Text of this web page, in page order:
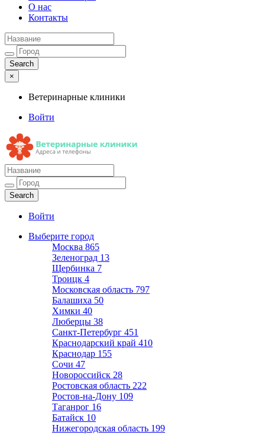
О нас
Контакты
×
Ветеринарные клиники
Войти
Ветеринарные клиники
Адреса и телефоны
Войти
Выберите город
Москва 865
Зеленоград 13
Щербинка 7
Троицк 4
Московская область 797
Балашиха 50
Химки 40
Люберцы 38
Санкт-Петербург 451
Краснодарский край 410
Краснодар 155
Сочи 47
Новороссийск 28
Ростовская область 222
Ростов-на-Дону 109
Таганрог 16
Батайск 10
Нижегородская область 199